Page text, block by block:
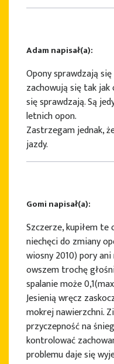
Adam napisał(a):
Opony sprawdzają
zachowują się tak
się sprawdzają. Są
letnich opon.
Zastrzegam jednak,
jazdy.
Gomi napisał(a):
Szczerze, kupiłem
niechęci do zmiany
wiosny 2010) pory
owszem trochę
spalanie może
Jesienią wręcz
mokrej nawierzchni.
przyczepność na
kontrolować
problemu daje się